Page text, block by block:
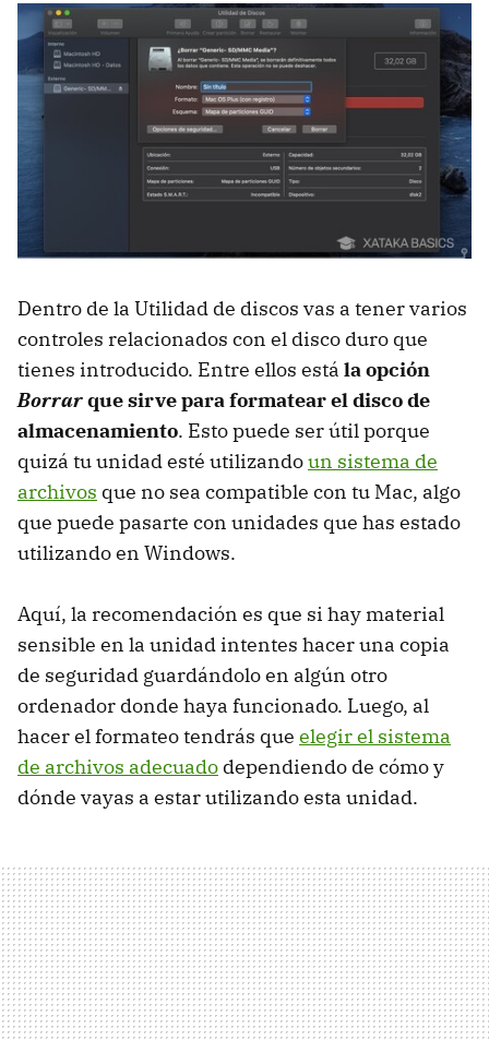
Dentro de la Utilidad de discos vas a tener varios
controles relacionados con el disco duro que
tienes introducido. Entre ellos está la opción
Borrarque sirve para formatear el disco de
almacenamiento. Esto puede ser útil porque
quizá tu unidad esté utilizandoun sistema de
archivos que no sea compatible con tu Mac, algo
que puede pasarte con unidades que has estado
utilizando en Windows.
Aquí, la recomendación es que si hay material
sensible en la unidad intentes hacer una copia
de seguridad guardándolo en algún otro
ordenador donde haya funcionado. Luego, al
hacer el formateo tendrás que elegir el sistema
de archivos adecuado dependiendo de cómo y
dónde vayas a estar utilizando esta unidad.